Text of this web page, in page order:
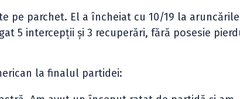
pe parchet. El a încheiat cu 10/19 la
5 intercepții și 3 recuperări, fără posesie
la finalul partidei: